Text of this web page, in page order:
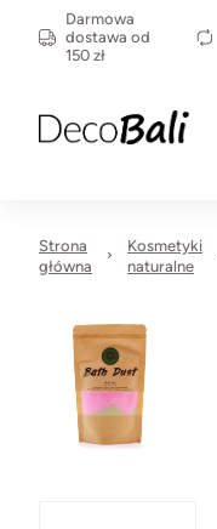
Darmowa
dostawa od
150 zł
Strona
główna
Kosmetyki
naturalne